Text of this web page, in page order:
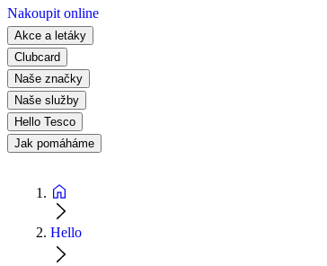
Nakoupit online
Akce a letáky
Clubcard
Naše značky
Naše služby
Hello Tesco
Jak pomáháme
Hello